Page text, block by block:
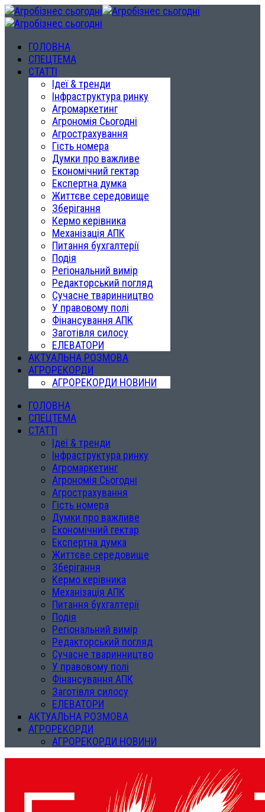
ГОЛОВНА
СПЕЦТЕМА
СТАТТІ
Ідеї & тренди
Інфраструктура ринку
Агромаркетинг
Агрономія Сьогодні
Агрострахування
Гість номера
Думки про важливе
Економічний гектар
Експертна думка
Життєве середовище
Зберігання
Кермо керівника
Механізація АПК
Питання бухгалтерії
Подія
Регіональний вимір
Редакторський погляд
Сучасне тваринництво
У правовому полі
Фінансування АПК
Заготівля силосу
ЕЛЕВАТОРИ
АКТУАЛЬНА РОЗМОВА
АГРОРЕКОРДИ
АГРОРЕКОРДИ НОВИНИ
ГОЛОВНА
СПЕЦТЕМА
СТАТТІ
Ідеї & тренди
Інфраструктура ринку
Агромаркетинг
Агрономія Сьогодні
Агрострахування
Гість номера
Думки про важливе
Економічний гектар
Експертна думка
Життєве середовище
Зберігання
Кермо керівника
Механізація АПК
Питання бухгалтерії
Подія
Регіональний вимір
Редакторський погляд
Сучасне тваринництво
У правовому полі
Фінансування АПК
Заготівля силосу
ЕЛЕВАТОРИ
АКТУАЛЬНА РОЗМОВА
АГРОРЕКОРДИ
АГРОРЕКОРДИ НОВИНИ